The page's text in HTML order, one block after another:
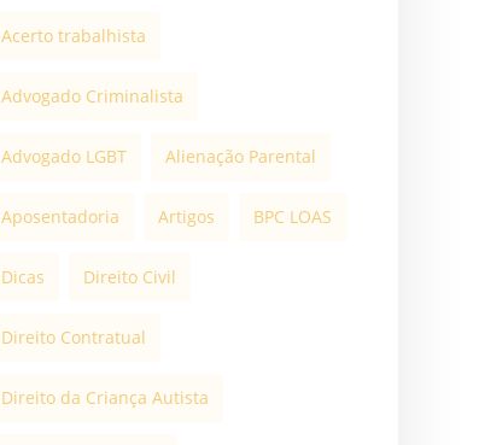
Acerto trabalhista
Advogado Criminalista
Advogado LGBT Alienação Parental
Aposentadoria Artigos BPC LOAS
Dicas Direito Civil
Direito Contratual
Direito da Criança Autista